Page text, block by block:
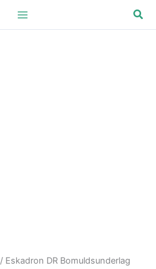
Søg
/ Eskadron DR Bomuldsunderlag